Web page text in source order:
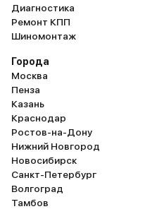
переключателями и
удобней, логика
и интуитивно
отвлекает от
мотора хватает,
держаться в
при движении от
светофора, на
машина идет
скорости не для
резко ускориться с
до 110-120 км/ч
Диагностика
Ремонт КПП
Шиномонтаж
Города
Москва
Пенза
Казань
Краснодар
Ростов-на-Дону
Нижний Новгород
Новосибирск
Санкт-Петербург
Волгоград
Тамбов